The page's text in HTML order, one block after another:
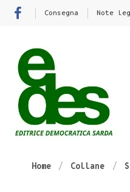
Consegna Note
Home Collane